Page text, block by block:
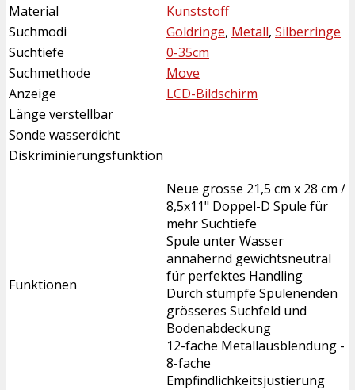
Material
Kunststoff
Suchmodi
Goldringe, Metall, Silberringe
Suchtiefe
0-35cm
Suchmethode
Move
Anzeige
LCD-Bildschirm
Länge verstellbar
Sonde wasserdicht
Diskriminierungsfunktion
Funktionen
Neue grosse 21,5 cm x 28 cm /
8,5x11" Doppel-D Spule für
mehr Suchtiefe
Spule unter Wasser
annähernd gewichtsneutral
für perfektes Handling
Durch stumpfe Spulenenden
grösseres Suchfeld und
Bodenabdeckung
12-fache Metallausblendung -
8-fache
Empfindlichkeitsjustierung